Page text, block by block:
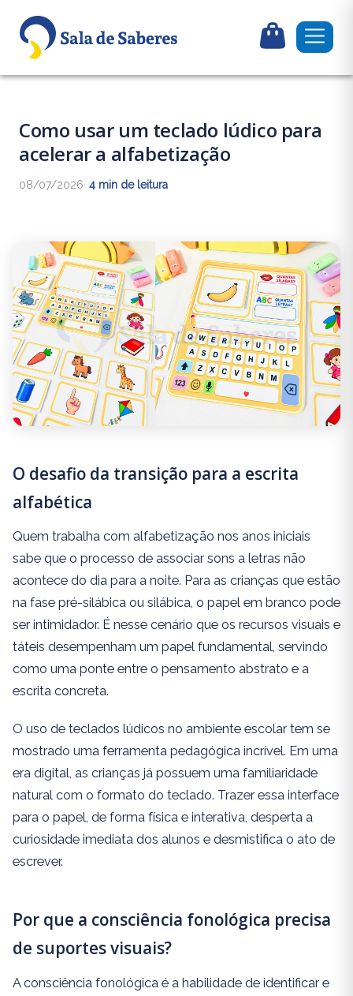
Como usar um teclado lúdico para
acelerar a alfabetização
08/07/2026· 4 min de leitura
O desafio da transição para a escrita
alfabética
Quem trabalha com alfabetização nos anos iniciais
sabe que o processo de associar sons a letras não
acontece do dia para a noite. Para as crianças que estão
na fase pré-silábica ou silábica, o papel em branco pode
ser intimidador. É nesse cenário que os recursos visuais e
táteis desempenham um papel fundamental, servindo
como uma ponte entre o pensamento abstrato e a
escrita concreta.
O uso de teclados lúdicos no ambiente escolar tem se
mostrado uma ferramenta pedagógica incrível. Em uma
era digital, as crianças já possuem uma familiaridade
natural com o formato do teclado. Trazer essa interface
para o papel, de forma física e interativa, desperta a
curiosidade imediata dos alunos e desmistifica o ato de
escrever.
Por que a consciência fonológica precisa
de suportes visuais?
A consciência fonológica é a habilidade de identificar e